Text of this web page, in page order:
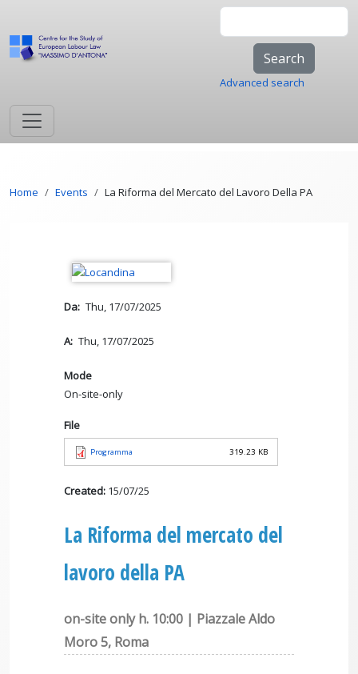
Advanced search
Breadcrumb
Home Events La Riforma del Mercato del Lavoro Della PA
Da Thu, 17/07/2025
A Thu, 17/07/2025
Mode
On-site-only
File
Programma 319.23 KB
Created: 15/07/25
La Riforma del mercato del
lavoro della PA
on-site only h. 10:00 | Piazzale Aldo
Moro 5, Roma